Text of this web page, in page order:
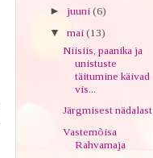
► juuni (6)
▼ mai (13)
Niisiis, paanika ja
unistuste
täitumine käivad
vis...
Järgmisest nädalast
Vastemõisa
Rahvamaja